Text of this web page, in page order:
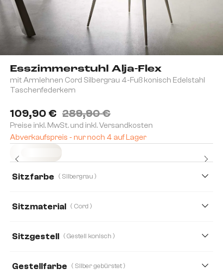
Esszimmerstuhl Alja-Flex
mit Armlehnen Cord Silbergrau 4-Fuß konisch Edelstahl
Taschenfederkern
109,90 € 289,90 €
Preise inkl. MwSt. und inkl. Versandkosten
Abverkaufspreis - nur noch 4 auf Lager
Sitzfarbe ( Silbergrau )
Sitzmaterial ( Cord )
Teddystoff
Sitzgestell ( Gestell konisch )
Gestellfarbe ( Silber gebürstet )